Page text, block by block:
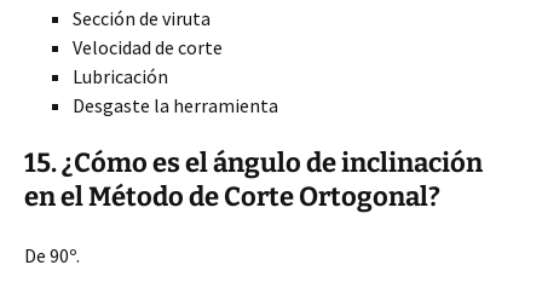
Sección de viruta
Velocidad de corte
Lubricación
Desgaste la herramienta
15. ¿Cómo es el ángulo de inclinación
en el Método de Corte Ortogonal?
De 90º.